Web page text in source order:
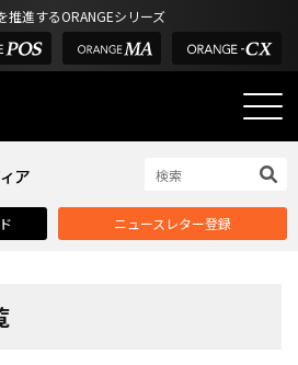
推進するORANGEシリーズ
ニュースレター登録